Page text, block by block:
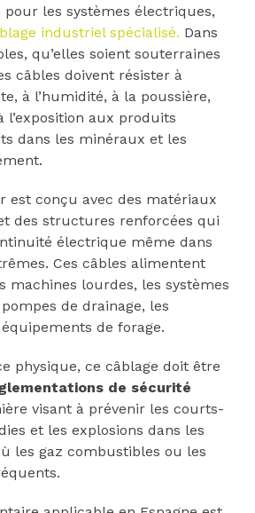
pour les systèmes électriques,
industriel spécialisé. Dans
qu’elles soient souterraines
câbles doivent résister à
à l’humidité, à la poussière,
l’exposition aux produits
dans les minéraux et les
r est conçu avec des matériaux
des structures renforcées qui
électrique même dans
Ces câbles alimentent
machines lourdes, les systèmes
de drainage, les
de forage.
physique, ce câblage doit être
de sécurité
visant à prévenir les courts-
et les explosions dans les
les gaz combustibles ou les